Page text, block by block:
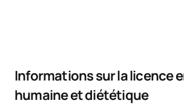
Informations sur la licence
humaine et diététique